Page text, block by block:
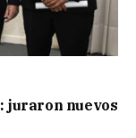
juraron nuevos